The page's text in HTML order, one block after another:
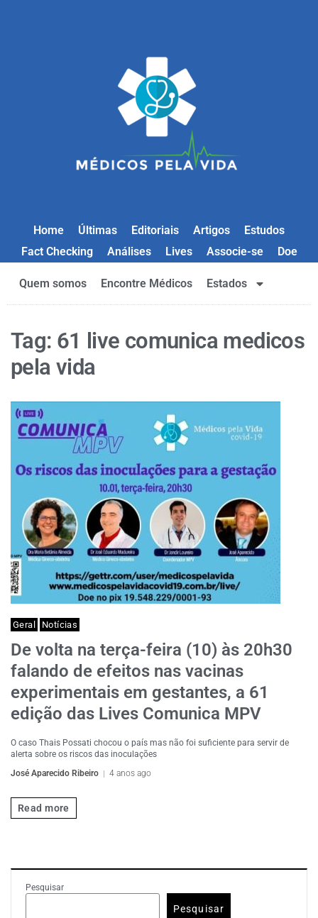
Home Últimas Editoriais Artigos
Estudos
Fact Checking
Análises Lives Associe-se Doe
Quem somos Encontre Médicos Estados
Tag: 61 live comunica medicos
pela vida
Geral Notícias
De volta na terça-feira (10) às 20h30
falando de efeitos nas vacinas
experimentais em gestantes, a 61
edição das Lives Comunica MPV
O caso Thais Possati chocou o país mas não foi suficiente para servir de
alerta sobre os riscos das inoculações
José Aparecido Ribeiro
4 anos ago
Read more
Pesquisar
Pesquisar